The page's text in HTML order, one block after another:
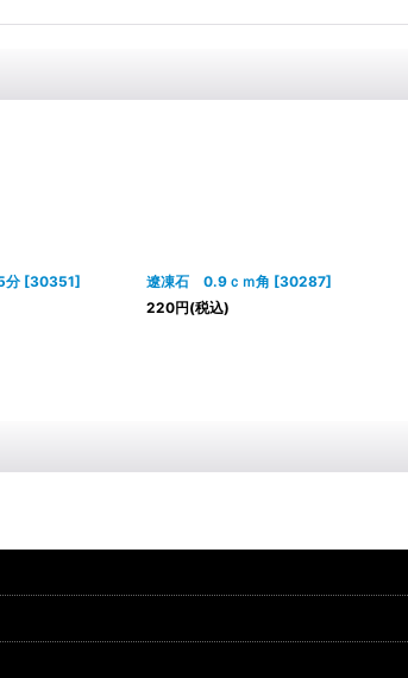
分 [30351]
遼凍石 0.9ｃｍ角 [30287]
220円(税込)